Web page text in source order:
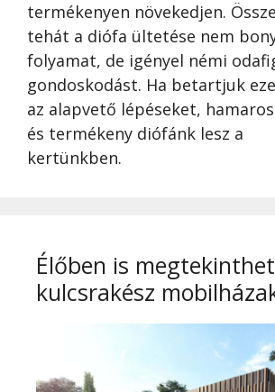
termékenyen növekedjen.
tehát a diófa ültetése nem
folyamat, de igényel némi
gondoskodást. Ha betartjuk
az alapvető lépéseket,
és termékeny diófánk lesz a
kertünkben.
Élőben is
kulcsrakész